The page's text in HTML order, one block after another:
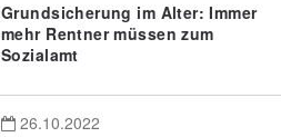
Grundsicherung im Alter: Immer
mehr Rentner müssen zum
Sozialamt
26.10.2022